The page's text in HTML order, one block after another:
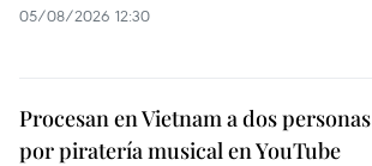
05/08/2026 12:30
Procesan en Vietnam a dos personas
por piratería musical en YouTube